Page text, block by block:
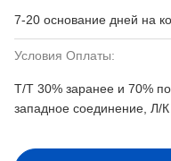
7-20 основание дней на
Условия Оплаты:
Т/Т 30% заранее и 70%
западное соединение, Л/К